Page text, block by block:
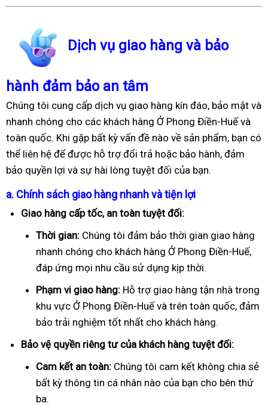
Dịch vụ giao hàng và bảo
hành đảm bảo an tâm
Chúng tôi cung cấp dịch vụ giao hàng kín đáo, bảo mật và
nhanh chóng cho các khách hàng Ở Phong Điền-Huế và
toàn quốc. Khi gặp bất kỳ vấn đề nào về sản phẩm, bạn có
thể liên hệ để được hỗ trợ đổi trả hoặc bảo hành, đảm
bảo quyền lợi và sự hài lòng tuyệt đối của bạn.
a. Chính sách giao hàng nhanh và tiện lợi
Giao hàng cấp tốc, an toàn tuyệt đối:
Thời gian: Chúng tôi đảm bảo thời gian giao hàng
nhanh chóng cho khách hàng Ở Phong Điền-Huế,
đáp ứng mọi nhu cầu sử dụng kịp thời.
Phạm vi giao hàng: Hỗ trợ giao hàng tận nhà trong
khu vực Ở Phong Điền-Huế và trên toàn quốc, đảm
bảo trải nghiệm tốt nhất cho khách hàng.
Bảo vệ quyền riêng tư của khách hàng tuyệt đối:
Cam kết an toàn: Chúng tôi cam kết không chia sẻ
bất kỳ thông tin cá nhân nào của bạn cho bên thứ
ba.